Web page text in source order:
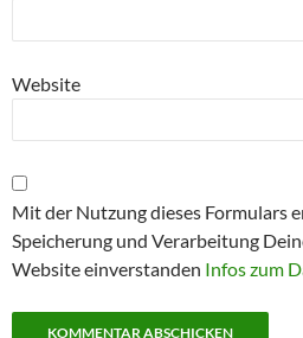
Website
Mit der Nutzung dieses Formulars
Speicherung und Verarbeitung
Website einverstanden Infos zum